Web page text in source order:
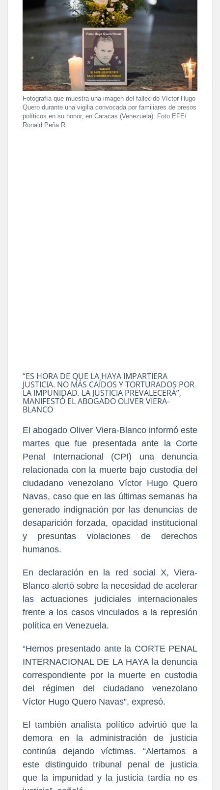
Fotografía que muestra una imagen del fallecido Víctor Hugo
Quero durante una vigilia convocada por familiares de presos
políticos en su honor, en Caracas (Venezuela). Foto EFE/
Ronald Peña R.
“ES HORA DE QUE LA HAYA IMPARTIERA
JUSTICIA. NO MÁS CAÍDOS Y TORTURADOS POR
LA IMPUNIDAD. LA JUSTICIA PREVALECERÁ”,
MANIFESTÓ EL ABOGADO OLIVER VIERA-
BLANCO
El abogado Oliver Viera-Blanco informó este
martes que fue presentada ante la Corte
Penal Internacional (CPI) una denuncia
relacionada con la muerte bajo custodia del
ciudadano venezolano Víctor Hugo Quero
Navas, caso que en las últimas semanas ha
generado indignación por las denuncias de
desaparición forzada, opacidad institucional
y presuntas violaciones de derechos
humanos.
En declaración en la red social X, Viera-
Blanco alertó sobre la necesidad de acelerar
las actuaciones judiciales internacionales
frente a los casos vinculados a la represión
política en Venezuela.
“Hemos presentado ante la CORTE PENAL
INTERNACIONAL DE LA HAYA la denuncia
correspondiente por la muerte en custodia
del régimen del ciudadano venezolano
Víctor Hugo Quero Navas”, expresó.
El también analista político advirtió que la
demora en la administración de justicia
continúa dejando víctimas. “Alertamos a
este distinguido tribunal penal de justicia
que la impunidad y la justicia tardía no es